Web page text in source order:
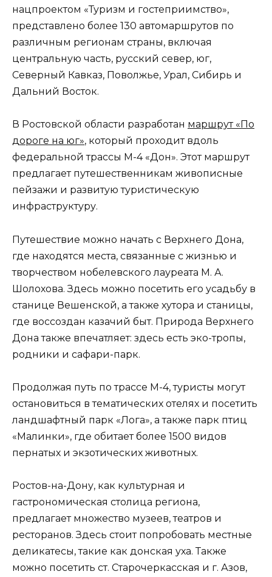
нацпроектом «Туризм и гостеприимство»,
представлено более 130 автомаршрутов по
различным регионам страны, включая
центральную часть, русский север, юг,
Северный Кавказ, Поволжье, Урал, Сибирь и
Дальний Восток.
В Ростовской области разработан маршрут «По
дороге на юг», который проходит вдоль
федеральной трассы М-4 «Дон». Этот маршрут
предлагает путешественникам живописные
пейзажи и развитую туристическую
инфраструктуру.
Путешествие можно начать с Верхнего Дона,
где находятся места, связанные с жизнью и
творчеством нобелевского лауреата М. А.
Шолохова. Здесь можно посетить его усадьбу в
станице Вешенской, а также хутора и станицы,
где воссоздан казачий быт. Природа Верхнего
Дона также впечатляет: здесь есть эко-тропы,
родники и сафари-парк.
Продолжая путь по трассе М-4, туристы могут
остановиться в тематических отелях и посетить
ландшафтный парк «Лога», а также парк птиц
«Малинки», где обитает более 1500 видов
пернатых и экзотических животных.
Ростов-на-Дону, как культурная и
гастрономическая столица региона,
предлагает множество музеев, театров и
ресторанов. Здесь стоит попробовать местные
деликатесы, такие как донская уха. Также
можно посетить ст. Старочеркасская и г. Азов,